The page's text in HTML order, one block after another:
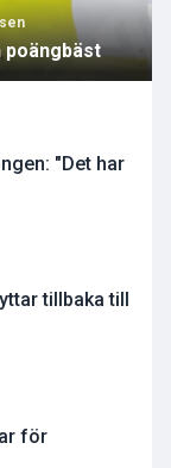
poängbäst
"Det har
tillbaka till
för